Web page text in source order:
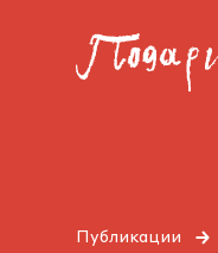
Публикации